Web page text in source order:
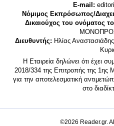
E-mail:
Νόμιμος Εκπρόσωπος/
Δικαιούχος του ονόματος
Διευθυντής: Ηλίας
Η Εταιρεία δηλώνει ότι έχει
2018/334 της Επιτροπής της 1ης
για την αποτελεσματική
στο
©2026 Reader.gr.